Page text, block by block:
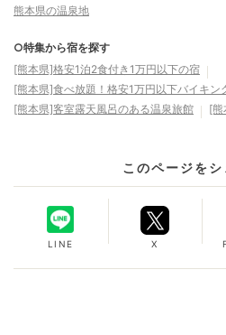
熊本県の温泉地
○特集から宿を探す
[熊本県]格安1泊2食付き1万円以下の宿
[熊本県]食べ放題！格安1万円以下バイキン
[熊本県]客室露天風呂のある温泉旅館
[熊
このページをシ
LINE X